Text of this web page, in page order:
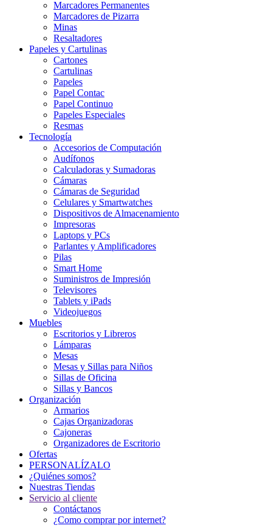
Marcadores Permanentes
Marcadores de Pizarra
Minas
Resaltadores
Papeles y Cartulinas
Cartones
Cartulinas
Papeles
Papel Contac
Papel Continuo
Papeles Especiales
Resmas
Tecnología
Accesorios de Computación
Audífonos
Calculadoras y Sumadoras
Cámaras
Cámaras de Seguridad
Celulares y Smartwatches
Dispositivos de Almacenamiento
Impresoras
Laptops y PCs
Parlantes y Amplificadores
Pilas
Smart Home
Suministros de Impresión
Televisores
Tablets y iPads
Videojuegos
Muebles
Escritorios y Libreros
Lámparas
Mesas
Mesas y Sillas para Niños
Sillas de Oficina
Sillas y Bancos
Organización
Armarios
Cajas Organizadoras
Cajoneras
Organizadores de Escritorio
Ofertas
PERSONALÍZALO
¿Quiénes somos?
Nuestras Tiendas
Servicio al cliente
Contáctanos
¿Como comprar por internet?